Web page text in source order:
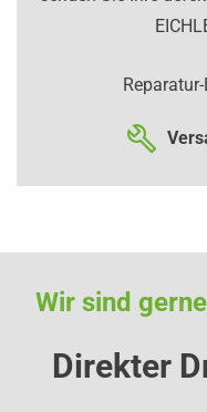
Wir sind
Direkter